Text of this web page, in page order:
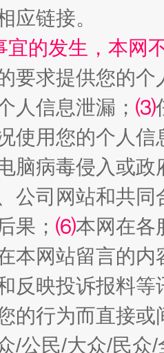
判无期 从幼
等你上场
应链接。
宜的发生，本网
要求提供您的个
人信息泄漏； ⑶
使用您的个人
脑病毒侵入或
公司网站和共
果； ⑹本网在各
本网站留言的内
反映投诉报料
的行为而直接
/公民/大众/民